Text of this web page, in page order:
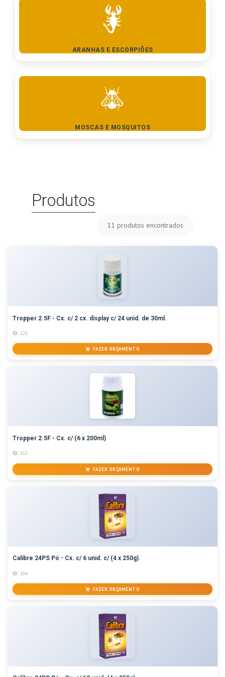
ARANHAS E ESCORPIÕES
MOSCAS E MOSQUITOS
Produtos
11 produtos encontrados
Tropper 2.5F - Cx. c/ 2 cx. display c/ 24 unid. de 30ml.
ID: 123
FAZER ORÇAMENTO
Tropper 2.5F - Cx. c/ (6 x 200ml)
ID: 112
FAZER ORÇAMENTO
Calibre 24PS Pó - Cx. c/ 6 unid. c/ (4 x 250g).
ID: 104
FAZER ORÇAMENTO